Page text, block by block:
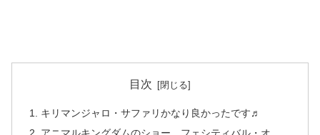
目次
キリマンジャロ・サファリかなり良かったです♬
アニマルキングダムのショー フェシティバル・オ